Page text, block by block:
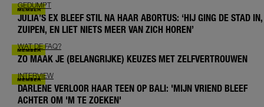
GEDUMPT
JULIA’S EX BLEEF STIL NA HAAR ABORTUS: ‘HIJ GING DE STAD IN,
ZUIPEN, EN LIET NIETS MEER VAN ZICH HOREN’
WAT DE FAQ?
ZO MAAK JE (BELANGRIJKE) KEUZES MET ZELFVERTROUWEN
INTERVIEW
DARLENE VERLOOR HAAR TEEN OP BALI: 'MIJN VRIEND BLEEF
ACHTER OM 'M TE ZOEKEN'